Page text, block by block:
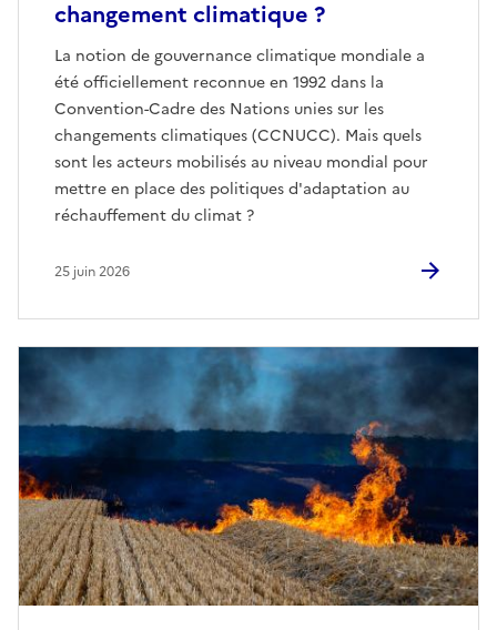
changement climatique ?
La notion de gouvernance climatique mondiale a
été officiellement reconnue en 1992 dans la
Convention-Cadre des Nations unies sur les
changements climatiques (CCNUCC). Mais quels
sont les acteurs mobilisés au niveau mondial pour
mettre en place des politiques d'adaptation au
réchauffement du climat ?
25 juin 2026